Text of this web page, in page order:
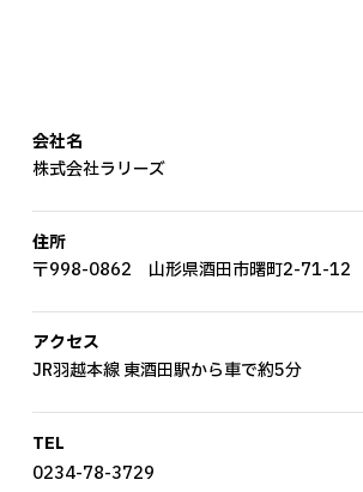
会社名
株式会社ラリーズ
住所
〒998-0862 山形県酒田市曙町2-71-12
アクセス
JR羽越本線 東酒田駅から車で約5分
TEL
0234-78-3729